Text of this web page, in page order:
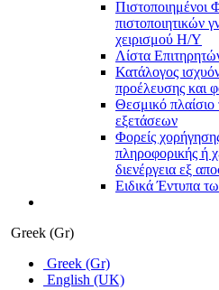
Πιστοποιημένοι
πιστοποιητικών
χειρισμού Η/Υ
Λίστα
Κατάλογος
προέλευσης και
Θεσμικό
εξετάσεων
Φορείς
πληροφορικής ή
διενέργεια εξ
Ειδικά Έντυπα
Greek (Gr)
Greek (Gr)
English (UK)